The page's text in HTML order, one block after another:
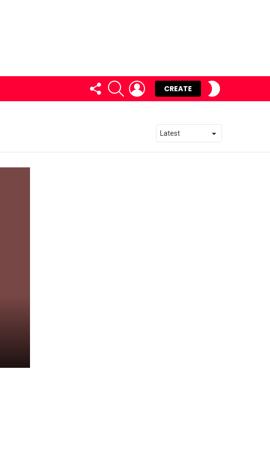
FOLLOW
US
SEARCH LOGIN
CREATE